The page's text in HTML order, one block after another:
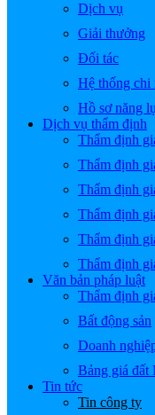
Dịch vụ
Giải thưởng
Đối tác
Hệ thống chi
Hồ sơ năng
Dịch vụ thẩm định
Thẩm định
Thẩm định
Thẩm định
Thẩm định
Thẩm định
Thẩm định
Văn bản pháp luật
Thẩm định
Bất động sản
Doanh
Bảng giá đất
Tin tức
Tin công ty